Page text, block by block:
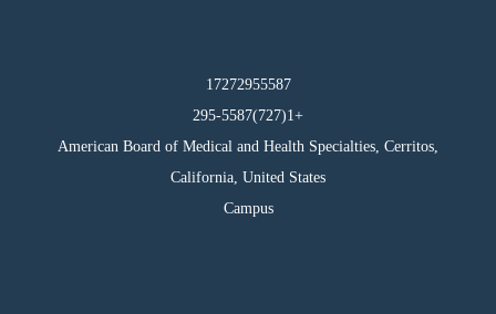
17272955587
295-5587(727)1+
American Board of Medical and Health Specialties, Cerritos,
California, United States
Campus